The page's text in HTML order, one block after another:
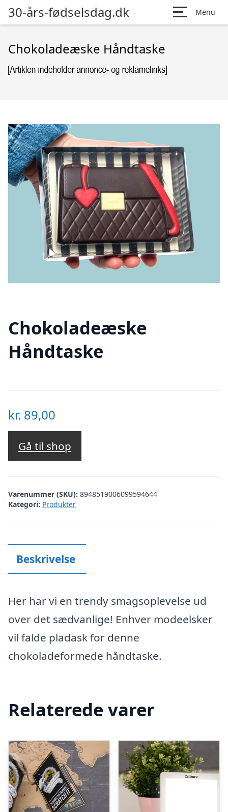
30-års-fødselsdag.dk Menu
Chokoladeæske Håndtaske
Chokoladeæske
Håndtaske
kr. 89,00
Gå til shop
Varenummer (SKU): 8948519006099594644
Kategori: Produkter
Beskrivelse
Her har vi en trendy smagsoplevelse ud
over det sædvanlige! Enhver modeelsker
vil falde pladask for denne
chokoladeformede håndtaske.
Relaterede varer